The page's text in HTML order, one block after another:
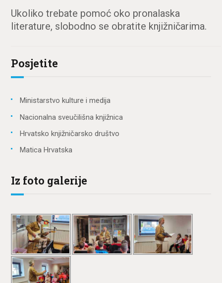
Ukoliko trebate pomoć oko pronalaska
literature, slobodno se obratite knjižničarima.
Posjetite
Ministarstvo kulture i medija
Nacionalna sveučilišna knjižnica
Hrvatsko knjižničarsko društvo
Matica Hrvatska
Iz foto galerije